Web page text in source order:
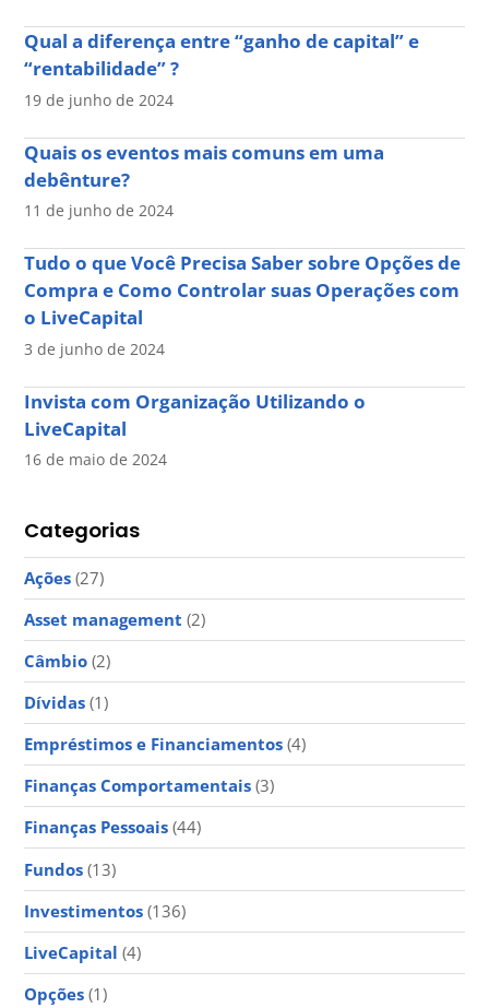
Qual a diferença entre “ganho de capital” e
“rentabilidade” ?
19 de junho de 2024
Quais os eventos mais comuns em uma
debênture?
11 de junho de 2024
Tudo o que Você Precisa Saber sobre Opções de
Compra e Como Controlar suas Operações com
o LiveCapital
3 de junho de 2024
Invista com Organização Utilizando o
LiveCapital
16 de maio de 2024
Categorias
Ações (27)
Asset management (2)
Câmbio (2)
Dívidas (1)
Empréstimos e Financiamentos (4)
Finanças Comportamentais (3)
Finanças Pessoais (44)
Fundos (13)
Investimentos (136)
LiveCapital (4)
Opções (1)